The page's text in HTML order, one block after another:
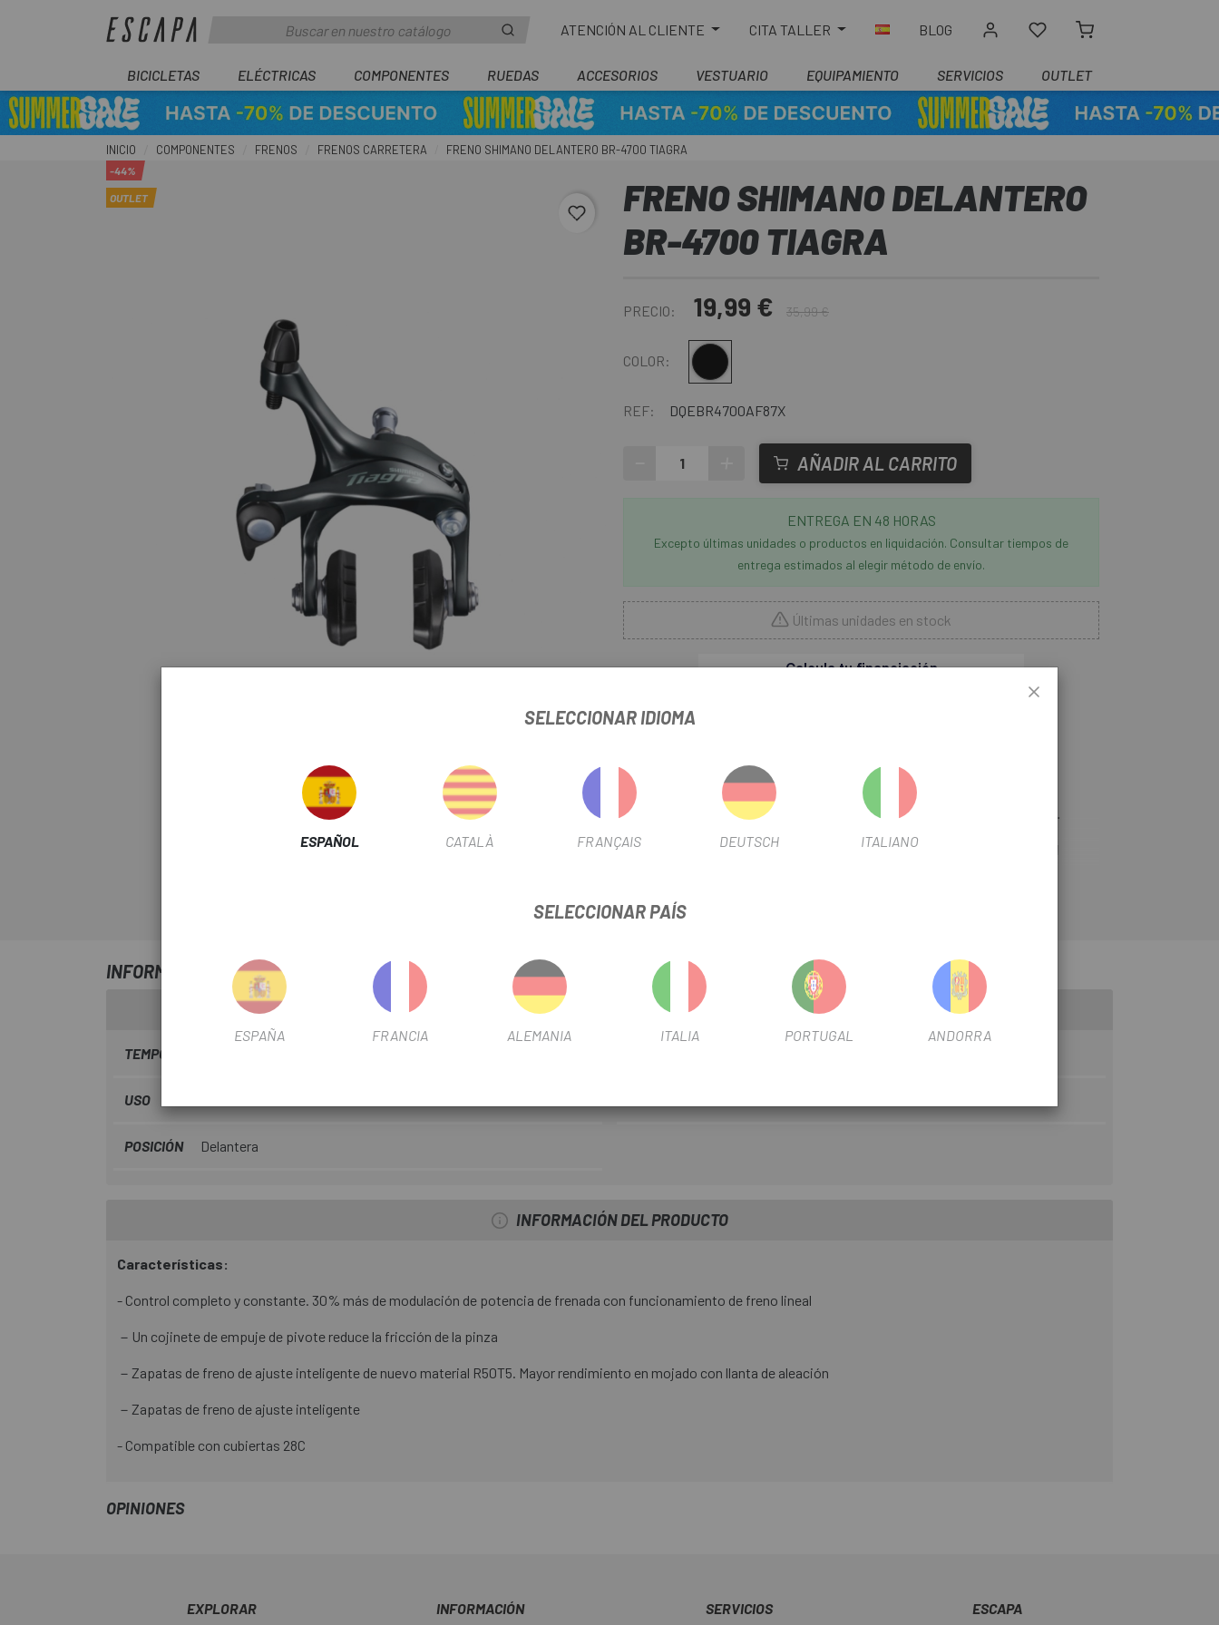
ATENCIÓN AL CLIENTE CITA TALLER BLOG
BICICLETAS ELÉCTRICAS COMPONENTES RUEDAS ACCESORIOS VESTUARIO EQUIPAMIENTO SERVICIOS OUTLET
INICIO COMPONENTES FRENOS FRENOS CARRETERA FRENO SHIMANO DELANTERO BR-4700 TIAGRA
favorite_border
-44%
OUTLET
FRENO SHIMANO DELANTERO
BR-4700 TIAGRA
PRECIO: 19,99 € 35,99 €
COLOR: Negro
REF: DQEBR4700AF87X
AÑADIR AL CARRITO
ENTREGA EN 48 HORAS
Excepto últimas unidades o productos en liquidación. Consultar tiempos de
entrega estimados al elegir método de envío.
Últimas unidades en stock
Los mejores componentes de las mejores marcas los tienes en Escapa.
ElFreno Shimano Delantero BR-4700 Tiagra
frenada se mejora con las nuevas zapatas en las que se puede ajustar la
INFORMACIÓN SOBRE FRENO SHIMANO DELANTERO BR-4700 TIAGRA
FICHA DE PRODUCTO
TEMPORADA
USO
POSICIÓN Delantera
INFORMACIÓN DEL PRODUCTO
Características:
- Control completo y constante. 30% más de modulación de potencia de frenada con funcionamiento de freno lineal
－Un cojinete de empuje de pivote reduce la fricción de la pinza
－Zapatas de freno de ajuste inteligente de nuevo material R50T5. Mayor rendimiento en mojado con llanta de aleación
－Zapatas de freno de ajuste inteligente
- Compatible con cubiertas 28C
OPINIONES
EXPLORAR INFORMACIÓN SERVICIOS ESCAPA
SELECCIONAR IDIOMA
ESPAÑOL CATALÀ FRANÇAIS DEUTSCH ITALIANO
SELECCIONAR PAÍS
ESPAÑA FRANCIA ALEMANIA ITALIA PORTUGAL ANDORRA